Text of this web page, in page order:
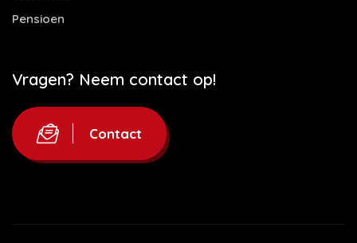
Pensioen
Vragen? Neem contact op!
Contact